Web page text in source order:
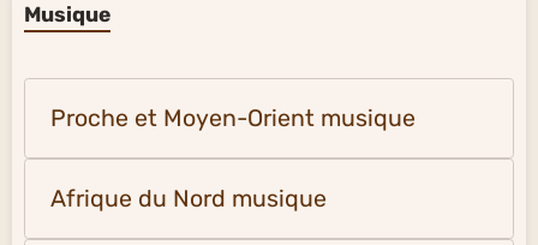
Musique
Proche et Moyen-Orient musique
Afrique du Nord musique